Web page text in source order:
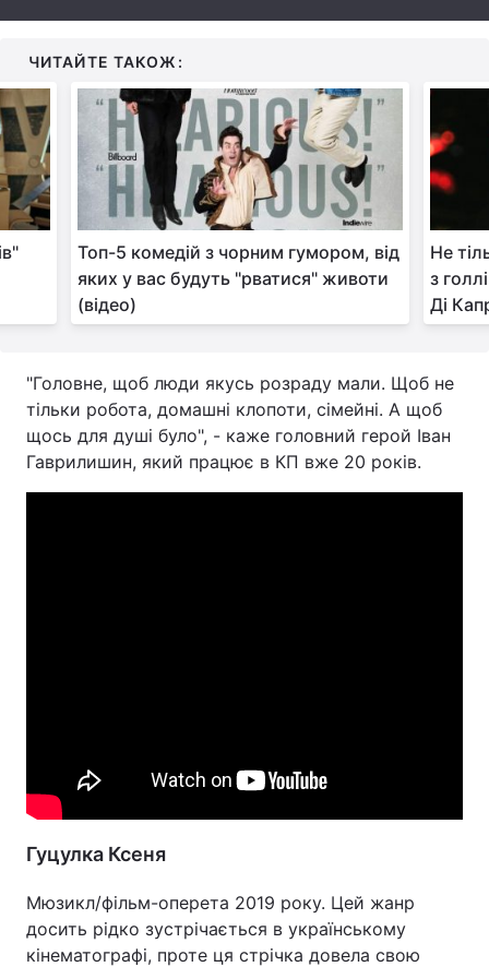
Тема оформлення
ЧИТАЙТЕ ТАКОЖ:
Топ-5 комедій з чорним гумором, від
яких у вас будуть "рватися" животи
(відео)
Не
з
Ді
"Головне, щоб люди якусь розраду мали. Щоб не
тільки робота, домашні клопоти, сімейні. А щоб
щось для душі було", - каже головний герой Іван
Гаврилишин, який працює в КП вже 20 років.
Гуцулка Ксеня
Мюзикл/фільм-оперета 2019 року. Цей жанр
досить рідко зустрічається в українському
кінематографі, проте ця стрічка довела свою